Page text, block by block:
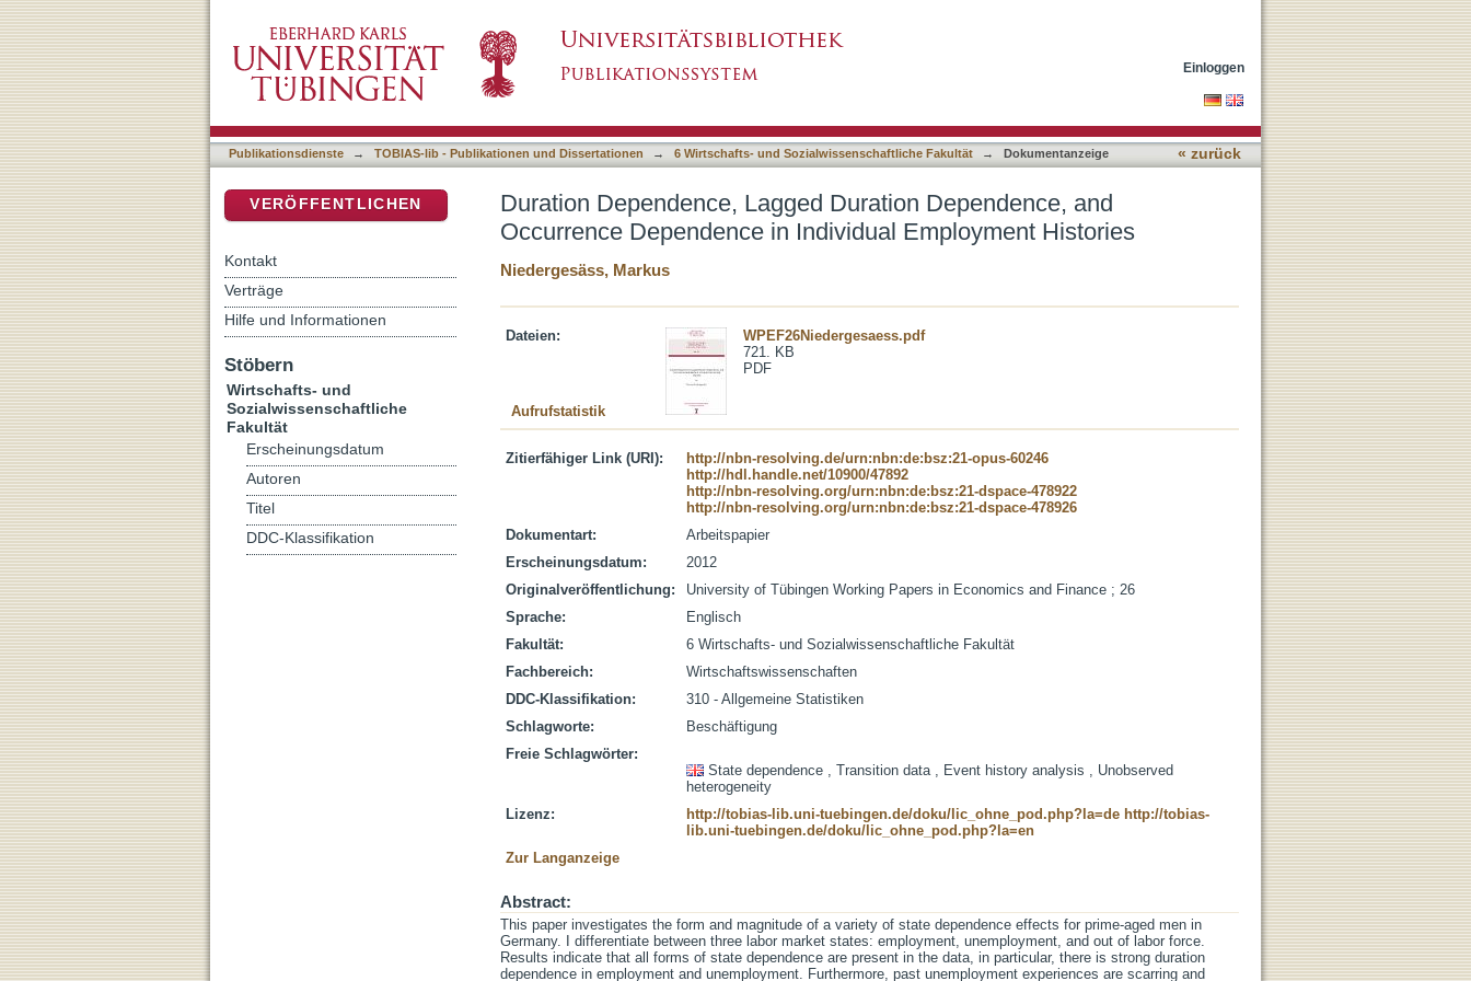
Employment Histories
Einloggen
Publikationsdienste → TOBIAS-lib - Publikationen und Dissertationen → 6 Wirtschafts- und Sozialwissenschaftliche Fakultät → Dokumentanzeige « zurück
Duration Dependence, Lagged Duration Dependence, and
Occurrence Dependence in Individual Employment Histories
Niedergesäss, Markus
Dateien:
WPEF26Niedergesaess.pdf
721. KB
PDF
Aufrufstatistik
Zitierfähiger Link (URI):
http://nbn-resolving.de/urn:nbn:de:bsz:21-opus-60246
http://hdl.handle.net/10900/47892
http://nbn-resolving.org/urn:nbn:de:bsz:21-dspace-478922
http://nbn-resolving.org/urn:nbn:de:bsz:21-dspace-478926
Dokumentart:
Arbeitspapier
Erscheinungsdatum:
2012
Originalveröffentlichung:
University of Tübingen Working Papers in Economics and Finance ; 26
Sprache:
Englisch
Fakultät:
6 Wirtschafts- und Sozialwissenschaftliche Fakultät
Fachbereich:
Wirtschaftswissenschaften
DDC-Klassifikation:
310 - Allgemeine Statistiken
Schlagworte:
Beschäftigung
Freie Schlagwörter:
State dependence , Transition data , Event history analysis , Unobserved
heterogeneity
Lizenz:
http://tobias-lib.uni-tuebingen.de/doku/lic_ohne_pod.php?la=de http://tobias-
lib.uni-tuebingen.de/doku/lic_ohne_pod.php?la=en
Zur Langanzeige
Abstract:
This paper investigates the form and magnitude of a variety of state dependence effects for prime-aged men in
Germany. I differentiate between three labor market states: employment, unemployment, and out of labor force.
Results indicate that all forms of state dependence are present in the data, in particular, there is strong duration
dependence in employment and unemployment. Furthermore, past unemployment experiences are scarring and
VERÖFFENTLICHEN
Kontakt
Verträge
Hilfe und Informationen
Stöbern
Wirtschafts- und
Sozialwissenschaftliche
Fakultät
Erscheinungsdatum
Autoren
Titel
DDC-Klassifikation